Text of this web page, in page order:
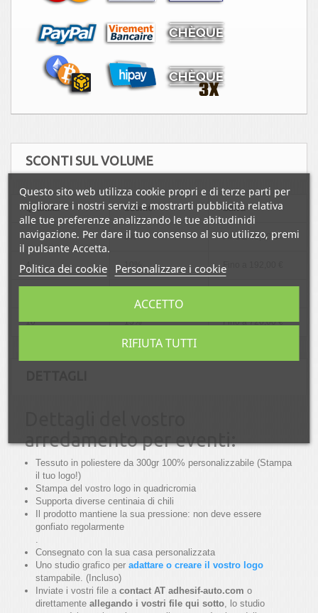
SCONTI SUL VOLUME
Quantità Sconto Salva
2 5% Fino a48,00 €
4 10% Fino a
10 15% Fino a720,00 €
arredamento per eventi:
Tessuto in poliestere da 300gr 100% personalizzabile (Stampa
il tuo logo!)
Stampa del vostro logo in quadricromia
Supporta diverse centinaia di chili
Il prodotto mantiene la sua pressione: non deve essere
gonfiato regolarmente
.
Consegnato con la sua casa personalizzata
Uno studio grafico per adattare o creare il vostro logo
stampabile. (Incluso)
Inviate i vostri file a contact AT adhesif-auto.com o
direttamente allegando i vostri file qui sotto, lo studio
Questo sito web utilizza cookie propri e di terze parti per
migliorare i nostri servizi e mostrarti pubblicità relativa
alle tue preferenze analizzando le tue abitudinidi
navigazione. Per dare il tuo consenso al suo utilizzo, premi
il pulsante Accetta.
Politica dei cookie Personalizzare i cookie
RIFIUTA TUTTI
ACCETTO